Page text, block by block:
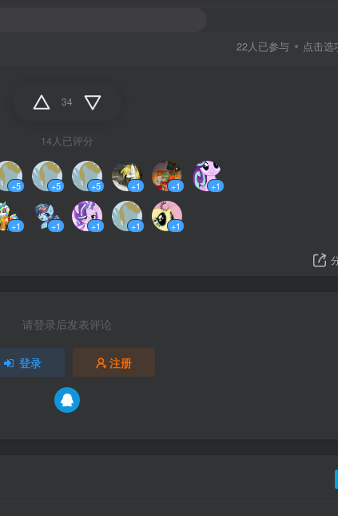
22人已参与 点击选
34
14人已评分
+5 +5 +5 +1 +1 +1
+1 +1 +1 +1 +1
请登录后发表评论
登录 注册